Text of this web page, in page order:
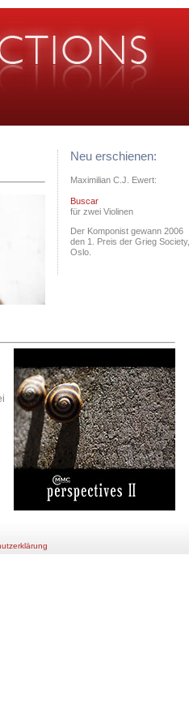
Neu erschienen:
Maximilian C.J. Ewert:
Buscar
für zwei Violinen
Der Komponist gewann 2006
den 1. Preis der Grieg Society,
Oslo.